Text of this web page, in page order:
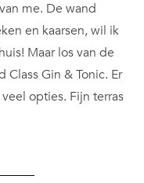
me. De wand
en kaarsen, wil ik
Maar los van de
Gin & Tonic. Er
opties. Fijn terras